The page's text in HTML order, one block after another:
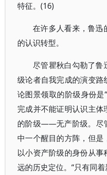
特征。(16)
在许多人看来，鲁迅
的认识转型。
尽管瞿秋白勾勒了鲁
级论者自我完成的演变
论图景领取的阶级身份是
完成并不能证明认识主
的阶级——无产阶级。尽
中一个醒目的方阵，但
以小资产阶级的身份从
远的历史定位。“只有同